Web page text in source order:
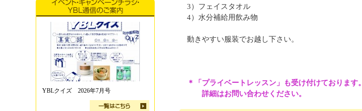
3）フェイスタオル
4）水分補給用飲み物
動きやすい服装でお越し下さい。
＊「プライベートレッスン」も受け付けております。
詳細はお問い合わせください。
YBLクイズ 2026年7月号